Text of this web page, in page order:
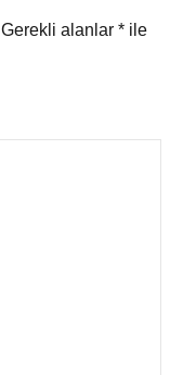
Gerekli alanlar * ile